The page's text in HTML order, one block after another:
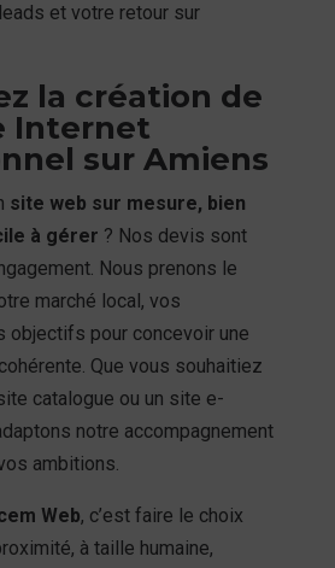
et votre retour sur
la création de
Internet
sur Amiens
site web sur mesure, bien
à gérer ? Nos devis sont
Nous prenons le
marché local, vos
objectifs pour concevoir une
Que vous souhaitiez
catalogue ou un site e-
notre accompagnement
ambitions.
Web, c’est faire le choix
à taille humaine,